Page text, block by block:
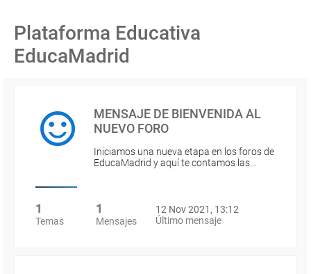
Plataforma Educativa
EducaMadrid
MENSAJE DE BIENVENIDA AL
NUEVO FORO
Iniciamos una nueva etapa en los foros de
EducaMadrid y aquí te contamos las…
1
Temas
1
Mensajes
12 Nov 2021, 13:12
Último mensaje